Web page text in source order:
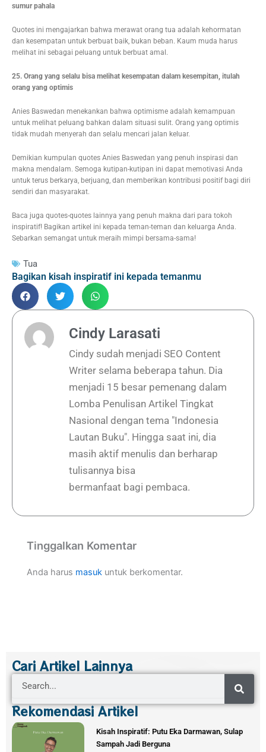
sumur pahala
Quotes ini mengajarkan bahwa merawat orang tua adalah kehormatan
dan kesempatan untuk berbuat baik, bukan beban. Kaum muda harus
melihat ini sebagai peluang untuk berbuat amal.
25. Orang yang selalu bisa melihat kesempatan dalam kesempitan, itulah
orang yang optimis
Anies Baswedan menekankan bahwa optimisme adalah kemampuan
untuk melihat peluang bahkan dalam situasi sulit. Orang yang optimis
tidak mudah menyerah dan selalu mencari jalan keluar.
Demikian kumpulan quotes Anies Baswedan yang penuh inspirasi dan
makna mendalam. Semoga kutipan-kutipan ini dapat memotivasi Anda
untuk terus berkarya, berjuang, dan memberikan kontribusi positif bagi diri
sendiri dan masyarakat.
Baca juga quotes-quotes lainnya yang penuh makna dari para tokoh
inspiratif! Bagikan artikel ini kepada teman-teman dan keluarga Anda.
Sebarkan semangat untuk meraih mimpi bersama-sama!
Tua
Tinggalkan Komentar
Anda harus masuk untuk berkomentar.
Bagikan kisah inspiratif ini kepada temanmu
Cindy Larasati
Cindy sudah menjadi SEO Content
Writer selama beberapa tahun. Dia
menjadi 15 besar pemenang dalam
Lomba Penulisan Artikel Tingkat
Nasional dengan tema "Indonesia
Lautan Buku". Hingga saat ini, dia
masih aktif menulis dan berharap
tulisannya bisa
bermanfaat bagi pembaca.
Cari Artikel Lainnya
Rekomendasi Artikel
Kisah Inspiratif: Putu Eka Darmawan, Sulap
Sampah Jadi Berguna